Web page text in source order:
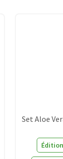
Set Aloe